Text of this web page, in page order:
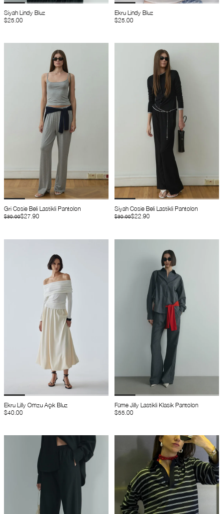
Siyah Lindy Bluz
$25.00
Ekru Lindy Bluz
$25.00
Gri Cosie Beli Lastikli Pantolon
$27.90
$30.00
Siyah Cosie Beli Lastikli Pantolon
$22.90
$30.00
Ekru Lilly Omzu Açık Bluz
$40.00
Füme Jilly Lastikli Klasik Pantolon
$55.00